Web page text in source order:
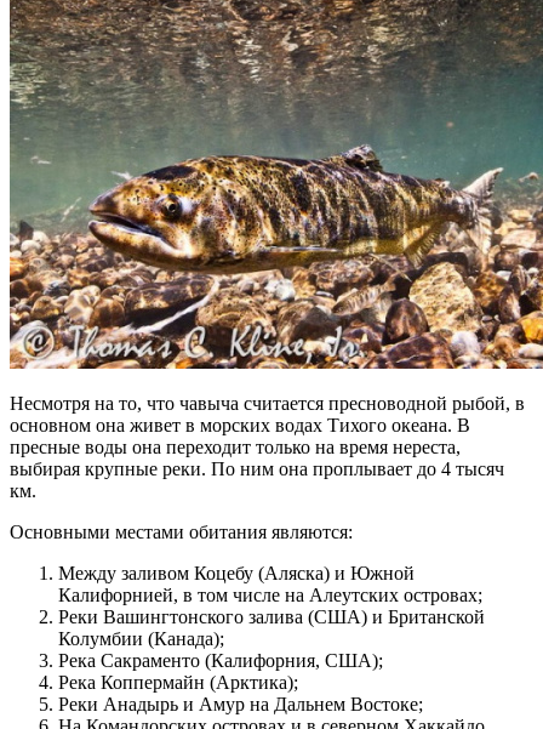
Несмотря на то, что чавыча считается пресноводной рыбой, в
основном она живет в морских водах Тихого океана. В
пресные воды она переходит только на время нереста,
выбирая крупные реки. По ним она проплывает до 4 тысяч
км.
Основными местами обитания являются:
Между заливом Коцебу (Аляска) и Южной
Калифорнией, в том числе на Алеутских островах;
Реки Вашингтонского залива (США) и Британской
Колумбии (Канада);
Река Сакраменто (Калифорния, США);
Река Коппермайн (Арктика);
Реки Анадырь и Амур на Дальнем Востоке;